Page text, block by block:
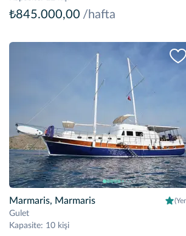
₺845.000,00 /hafta
Marmaris, Marmaris
Gulet
Kapasite: 10 kişi